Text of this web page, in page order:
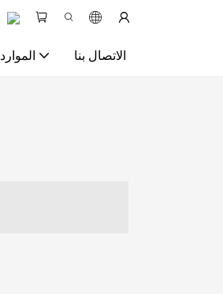
الموارد الاتصال بنا